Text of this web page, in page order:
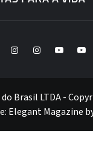
InstagramInstagramYoutube
Brasil LTDA -
Elegant Magazine